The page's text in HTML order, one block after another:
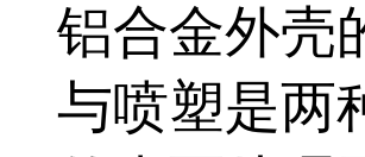
铝合金外壳
与喷塑是两